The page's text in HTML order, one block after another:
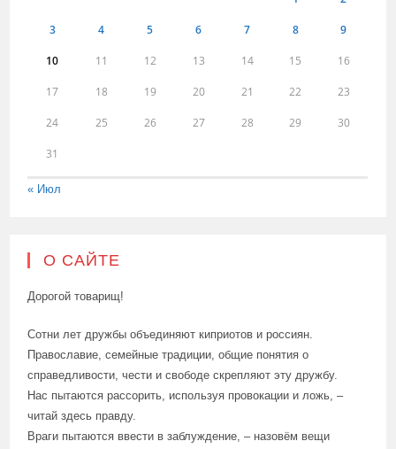
3 4 5 6 7 8 9
10 11 12 13 14 15 16
17 18 19 20 21 22 23
24 25 26 27 28 29 30
31
« Июл
О САЙТЕ
Дорогой товарищ!
Сотни лет дружбы объединяют киприотов и россиян.
Православие, семейные традиции, общие понятия о
справедливости, чести и свободе скрепляют эту дружбу.
Нас пытаются рассорить, используя провокации и ложь, –
читай здесь правду.
Враги пытаются ввести в заблуждение, – назовём вещи